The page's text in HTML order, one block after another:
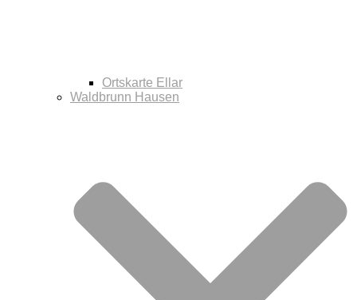
Ortskarte Ellar
Waldbrunn Hausen